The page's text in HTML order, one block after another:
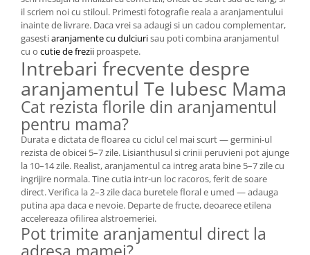
il scriem noi cu stiloul. Primesti fotografie reala a aranjamentului
inainte de livrare. Daca vrei sa adaugi si un cadou complementar,
gasestiaranjamente cu dulciurisau poti combina aranjamentul
cu o cutie de frezii proaspete.
Intrebari frecvente despre
aranjamentul Te Iubesc Mama
Cat rezista florile din aranjamentul
pentru mama?
Durata e dictata de floarea cu ciclul cel mai scurt — germini-ul
rezista de obicei 5–7 zile. Lisianthusul si crinii peruvieni pot ajunge
la 10–14 zile. Realist, aranjamentul ca intreg arata bine 5–7 zile cu
ingrijire normala. Tine cutia intr-un loc racoros, ferit de soare
direct. Verifica la 2–3 zile daca buretele floral e umed — adauga
putina apa daca e nevoie. Departe de fructe, deoarece etilena
accelereaza ofilirea alstroemeriei.
Pot trimite aranjamentul direct la